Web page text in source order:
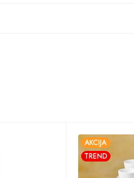
AKCIJA
TREND